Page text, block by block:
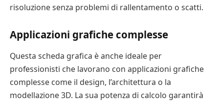
risoluzione senza problemi di rallentamento o scatti.
Applicazioni grafiche complesse
Questa scheda grafica è anche ideale per
professionisti che lavorano con applicazioni grafiche
complesse come il design, l’architettura o la
modellazione 3D. La sua potenza di calcolo garantirà